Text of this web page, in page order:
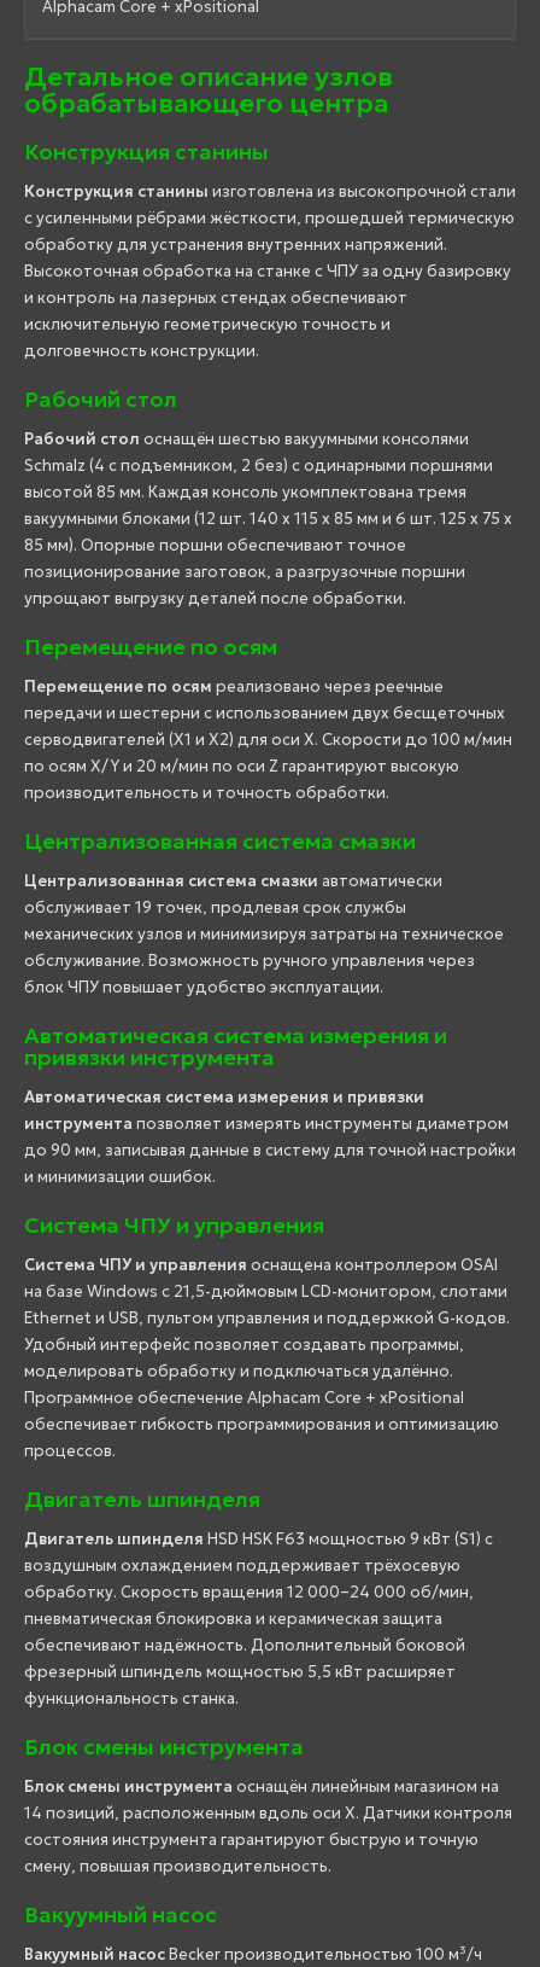
Alphacam Core + xPositional
Детальное описание узлов
обрабатывающего центра
Конструкция станины
Конструкция станины изготовлена из высокопрочной стали
с усиленными рёбрами жёсткости, прошедшей термическую
обработку для устранения внутренних напряжений.
Высокоточная обработка на станке с ЧПУ за одну базировку
и контроль на лазерных стендах обеспечивают
исключительную геометрическую точность и
долговечность конструкции.
Рабочий стол
Рабочий стол оснащён шестью вакуумными консолями
Schmalz (4 с подъемником, 2 без) с одинарными поршнями
высотой 85 мм. Каждая консоль укомплектована тремя
вакуумными блоками (12 шт. 140 x 115 x 85 мм и 6 шт. 125 x 75 x
85 мм). Опорные поршни обеспечивают точное
позиционирование заготовок, а разгрузочные поршни
упрощают выгрузку деталей после обработки.
Перемещение по осям
Перемещение по осям реализовано через реечные
передачи и шестерни с использованием двух бесщеточных
серводвигателей (X1 и X2) для оси X. Скорости до 100 м/мин
по осям X/Y и 20 м/мин по оси Z гарантируют высокую
производительность и точность обработки.
Централизованная система смазки
Централизованная система смазки автоматически
обслуживает 19 точек, продлевая срок службы
механических узлов и минимизируя затраты на техническое
обслуживание. Возможность ручного управления через
блок ЧПУ повышает удобство эксплуатации.
Автоматическая система измерения и
привязки инструмента
Автоматическая система измерения и привязки
инструмента позволяет измерять инструменты диаметром
до 90 мм, записывая данные в систему для точной настройки
и минимизации ошибок.
Система ЧПУ и управления
Система ЧПУ и управления оснащена контроллером OSAI
на базе Windows с 21,5-дюймовым LCD-монитором, слотами
Ethernet и USB, пультом управления и поддержкой G-кодов.
Удобный интерфейс позволяет создавать программы,
моделировать обработку и подключаться удалённо.
Программное обеспечение Alphacam Core + xPositional
обеспечивает гибкость программирования и оптимизацию
процессов.
Двигатель шпинделя
Двигатель шпинделя HSD HSK F63 мощностью 9 кВт (S1) с
воздушным охлаждением поддерживает трёхосевую
обработку. Скорость вращения 12 000–24 000 об/мин,
пневматическая блокировка и керамическая защита
обеспечивают надёжность. Дополнительный боковой
фрезерный шпиндель мощностью 5,5 кВт расширяет
функциональность станка.
Блок смены инструмента
Блок смены инструмента оснащён линейным магазином на
14 позиций, расположенным вдоль оси X. Датчики контроля
состояния инструмента гарантируют быструю и точную
смену, повышая производительность.
Вакуумный насос
Вакуумный насосBecker производительностью 100 м³/ч